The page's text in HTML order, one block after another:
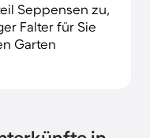
Seppensen zu,
Falter für Sie
Garten